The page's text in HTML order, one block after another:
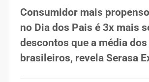
Consumidor mais
no Dia dos Pais é 3x mais
descontos que a média dos
brasileiros, revela Serasa